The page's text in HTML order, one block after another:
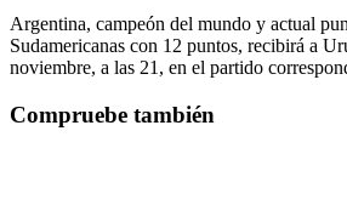
Argentina, campeón del mundo y actual
Sudamericanas con 12 puntos, recibirá a
noviembre, a las 21, en el partido
Compruebe también